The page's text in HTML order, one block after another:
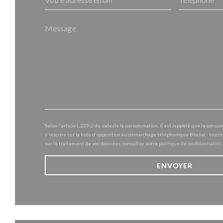
Selon l'article L.223-2 du code de la consommation, il est rappelé que le
s'inscrire sur la liste d'opposition au démarchage téléphonique Bloctel :
sur le traitement de vos données, consultez notre politique de confidentialité